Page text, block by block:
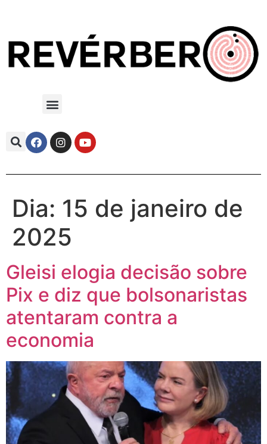
Dia: 15 de janeiro de
2025
Gleisi elogia decisão sobre
Pix e diz que bolsonaristas
atentaram contra a
economia